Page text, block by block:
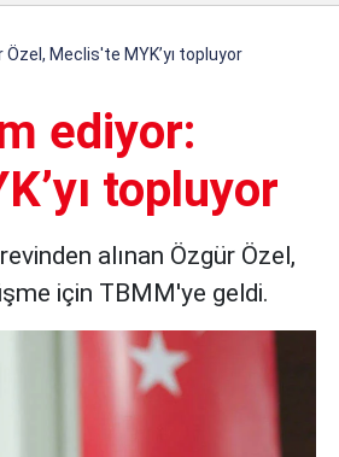
Meclis'te MYK’yı topluyor
ediyor:
topluyor
alınan Özgür Özel,
için TBMM'ye geldi.